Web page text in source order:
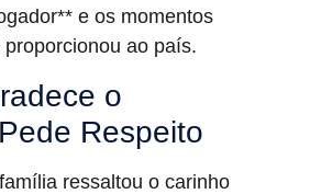
e os momentos
ao país.
o
Respeito
ressaltou o carinho